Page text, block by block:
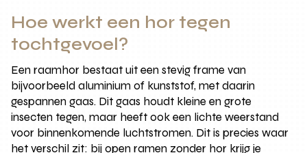
Hoe werkt een hor tegen
tochtgevoel?
Een raamhor bestaat uit een stevig frame van
bijvoorbeeld aluminium of kunststof, met daarin
gespannen gaas. Dit gaas houdt kleine en grote
insecten tegen, maar heeft ook een lichte weerstand
voor binnenkomende luchtstromen. Dit is precies waar
het verschil zit: bij open ramen zonder hor krijg je